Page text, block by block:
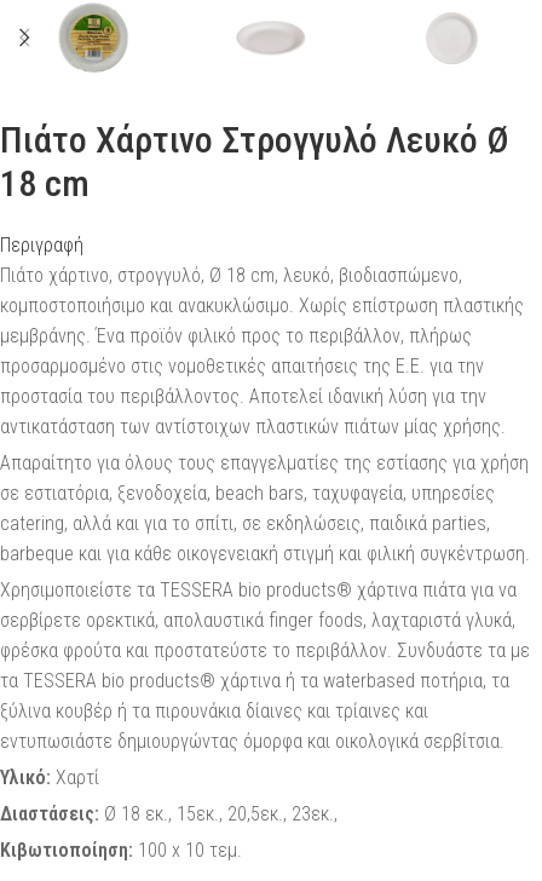
Πιάτο Χάρτινο Στρογγυλό Λευκό Ø
18 cm
Περιγραφή
Πιάτο χάρτινο, στρογγυλό, Ø 18 cm, λευκό, βιοδιασπώμενο,
κομποστοποιήσιμο και ανακυκλώσιμο. Χωρίς επίστρωση πλαστικής
μεμβράνης. Ένα προϊόν φιλικό προς το περιβάλλον, πλήρως
προσαρμοσμένο στις νομοθετικές απαιτήσεις της Ε.Ε. για την
προστασία του περιβάλλοντος. Αποτελεί ιδανική λύση για την
αντικατάσταση των αντίστοιχων πλαστικών πιάτων μίας χρήσης.
Απαραίτητο για όλους τους επαγγελματίες της εστίασης για χρήση
σε εστιατόρια, ξενοδοχεία, beach bars, ταχυφαγεία, υπηρεσίες
catering, αλλά και για το σπίτι, σε εκδηλώσεις, παιδικά parties,
barbeque και για κάθε οικογενειακή στιγμή και φιλική συγκέντρωση.
Χρησιμοποιείστε τα TESSERA bio products® χάρτινα πιάτα για να
σερβίρετε ορεκτικά, απολαυστικά finger foods, λαχταριστά γλυκά,
φρέσκα φρούτα και προστατεύστε το περιβάλλον. Συνδυάστε τα με
τα TESSERA bio products® χάρτινα ή τα waterbased ποτήρια, τα
ξύλινα κουβέρ ή τα πιρουνάκια δίαινες και τρίαινες και
εντυπωσιάστε δημιουργώντας όμορφα και οικολογικά σερβίτσια.
Υλικό: Χαρτί
Διαστάσεις: Ø 18 εκ., 15εκ., 20,5εκ., 23εκ.,
Κιβωτιοποίηση: 100 x 10 τεμ.